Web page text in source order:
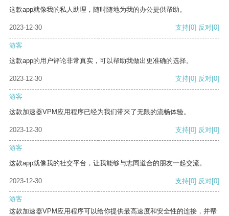
这款app就像我的私人助理，随时随地为我的办公提供帮助。
2023-12-30 支持[0] 反对[0]
游客
这款app的用户评论非常真实，可以帮助我做出更准确的选择。
2023-12-30 支持[0] 反对[0]
游客
这款加速器VPM应用程序已经为我们带来了无限的流畅体验。
2023-12-30 支持[0] 反对[0]
游客
这款app就像我的社交平台，让我能够与志同道合的朋友一起交流。
2023-12-30 支持[0] 反对[0]
游客
这款加速器VPM应用程序可以给你提供最高速度和安全性的连接，并帮